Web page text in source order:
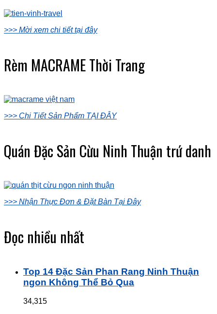
>>> Mời xem chi tiết tại đây
Rèm MACRAME Thời Trang
>>> Chi Tiết Sản Phẩm TẠI ĐÂY
Quán Đặc Sản Cừu Ninh Thuận trứ danh
>>> Nhận Thực Đơn & Đặt Bàn Tại Đây
Đọc nhiều nhất
Top 14 Đặc Sản Phan Rang Ninh Thuận
ngon Không Thể Bỏ Qua
34,315